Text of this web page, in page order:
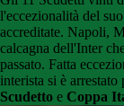
l'eccezionalità del
accreditate. Napoli,
calcagna dell'Inter
passato. Fatta
interista si è
Scudetto e Coppa